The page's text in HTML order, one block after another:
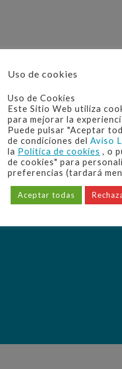
Uso de cookies
Uso de Cookies
Este Sitio Web utiliza
para mejorar la
Puede pulsar "Aceptar
de condiciones del Aviso
la Política de cookies , o
de cookies" para
preferencias (tardará
Aceptar todas